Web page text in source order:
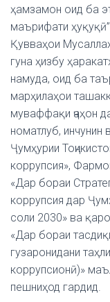
ҳамзамон оид ба
маърифати
Қувваҳои
гуна ҳизбу
намуда, оид ба
марҳилаҳои
муваффақи ҷаҳон
номатлуб,
Ҷумҳурии
коррупсия»,
«Дар бораи
коррупсия дар
соли 2030» ва
«Дар бораи
гузаронидани
коррупсионӣ)»
пешниҳод гардид.